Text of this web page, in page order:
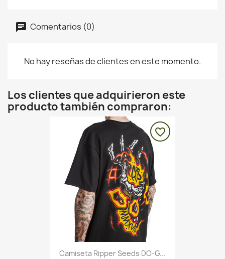
Comentarios (0)
No hay reseñas de clientes en este momento.
Los clientes que adquirieron este
producto también compraron:
Camiseta Ripper Seeds DO-G...
favorite_border